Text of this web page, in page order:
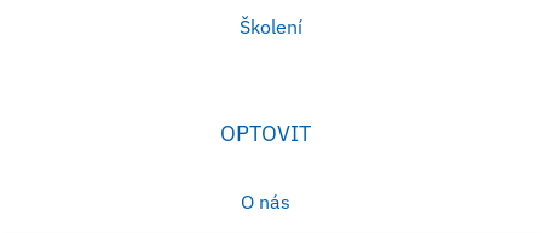
Školení
OPTOVIT
O nás